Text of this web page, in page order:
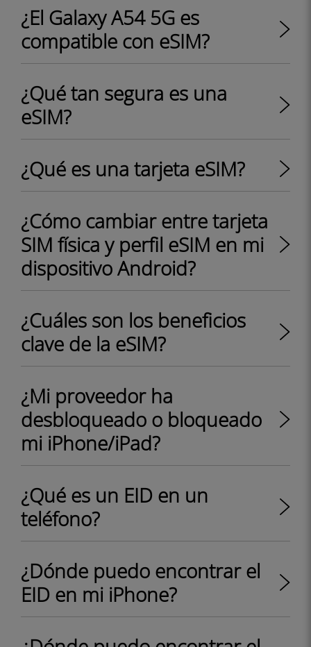
¿El Galaxy A54 5G es
compatible con eSIM?
¿Qué tan segura es una
eSIM?
¿Qué es una tarjeta eSIM?
¿Cómo cambiar entre tarjeta
SIM física y perfil eSIM en mi
dispositivo Android?
¿Cuáles son los beneficios
clave de la eSIM?
¿Mi proveedor ha
desbloqueado o bloqueado
mi iPhone/iPad?
¿Qué es un EID en un
teléfono?
¿Dónde puedo encontrar el
EID en mi iPhone?